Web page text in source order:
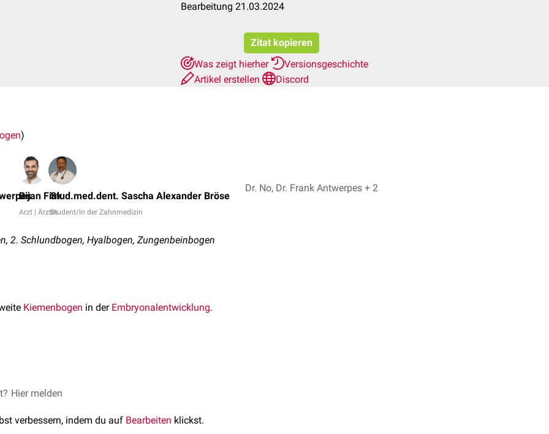
Bearbeitung 21.03.2024
Zitat kopieren
Was zeigt hierher
Versionsgeschichte
Artikel erstellen
Discord
)
Bijan Fink
Arzt | Ärztin
Stud.med.dent. Sascha Alexander Bröse
Student/in der Zahnmedizin
Dr. No, Dr. Frank Antwerpes + 2
2. Schlundbogen, Hyalbogen, Zungenbeinbogen
Kiemenbogen in der Embryonalentwicklung.
Kiemenbögen enthält auch er eine
und eineentwickeln sich folgende Strukturen:
Hier melden
verbessern, indem du auf Bearbeiten klickst.